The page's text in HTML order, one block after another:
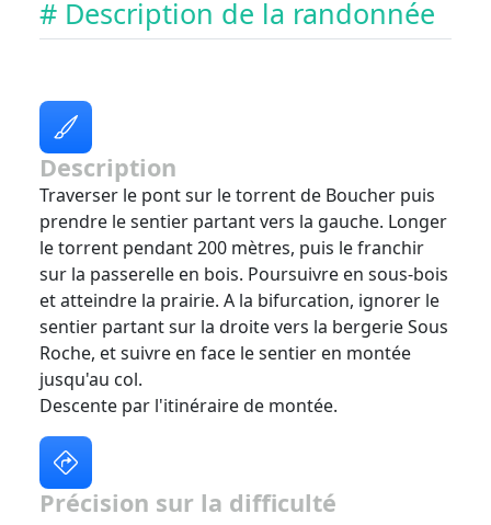
# Description de la randonnée
Description
Traverser le pont sur le torrent de Boucher puis
prendre le sentier partant vers la gauche. Longer
le torrent pendant 200 mètres, puis le franchir
sur la passerelle en bois. Poursuivre en sous-bois
et atteindre la prairie. A la bifurcation, ignorer le
sentier partant sur la droite vers la bergerie Sous
Roche, et suivre en face le sentier en montée
jusqu'au col.
Descente par l'itinéraire de montée.
Précision sur la difficulté